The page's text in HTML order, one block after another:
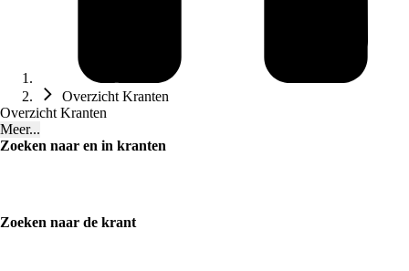
Overzicht Kranten
Overzicht Kranten
Meer...
Zoeken naar en in kranten
Zoeken naar de krant